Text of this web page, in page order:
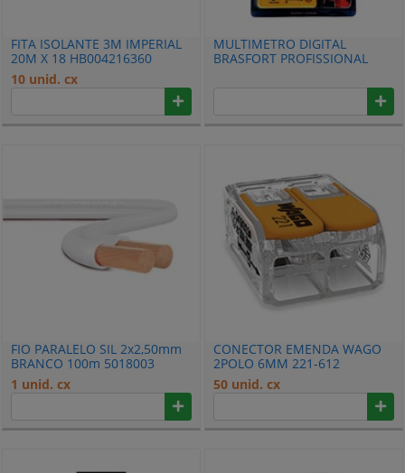
FITA ISOLANTE 3M IMPERIAL
20M X 18 HB004216360
10 unid. cx
MULTIMETRO DIGITAL
BRASFORT PROFISSIONAL
FIO PARALELO SIL 2x2,50mm
BRANCO 100m 5018003
1 unid. cx
CONECTOR EMENDA WAGO
2POLO 6MM 221-612
50 unid. cx